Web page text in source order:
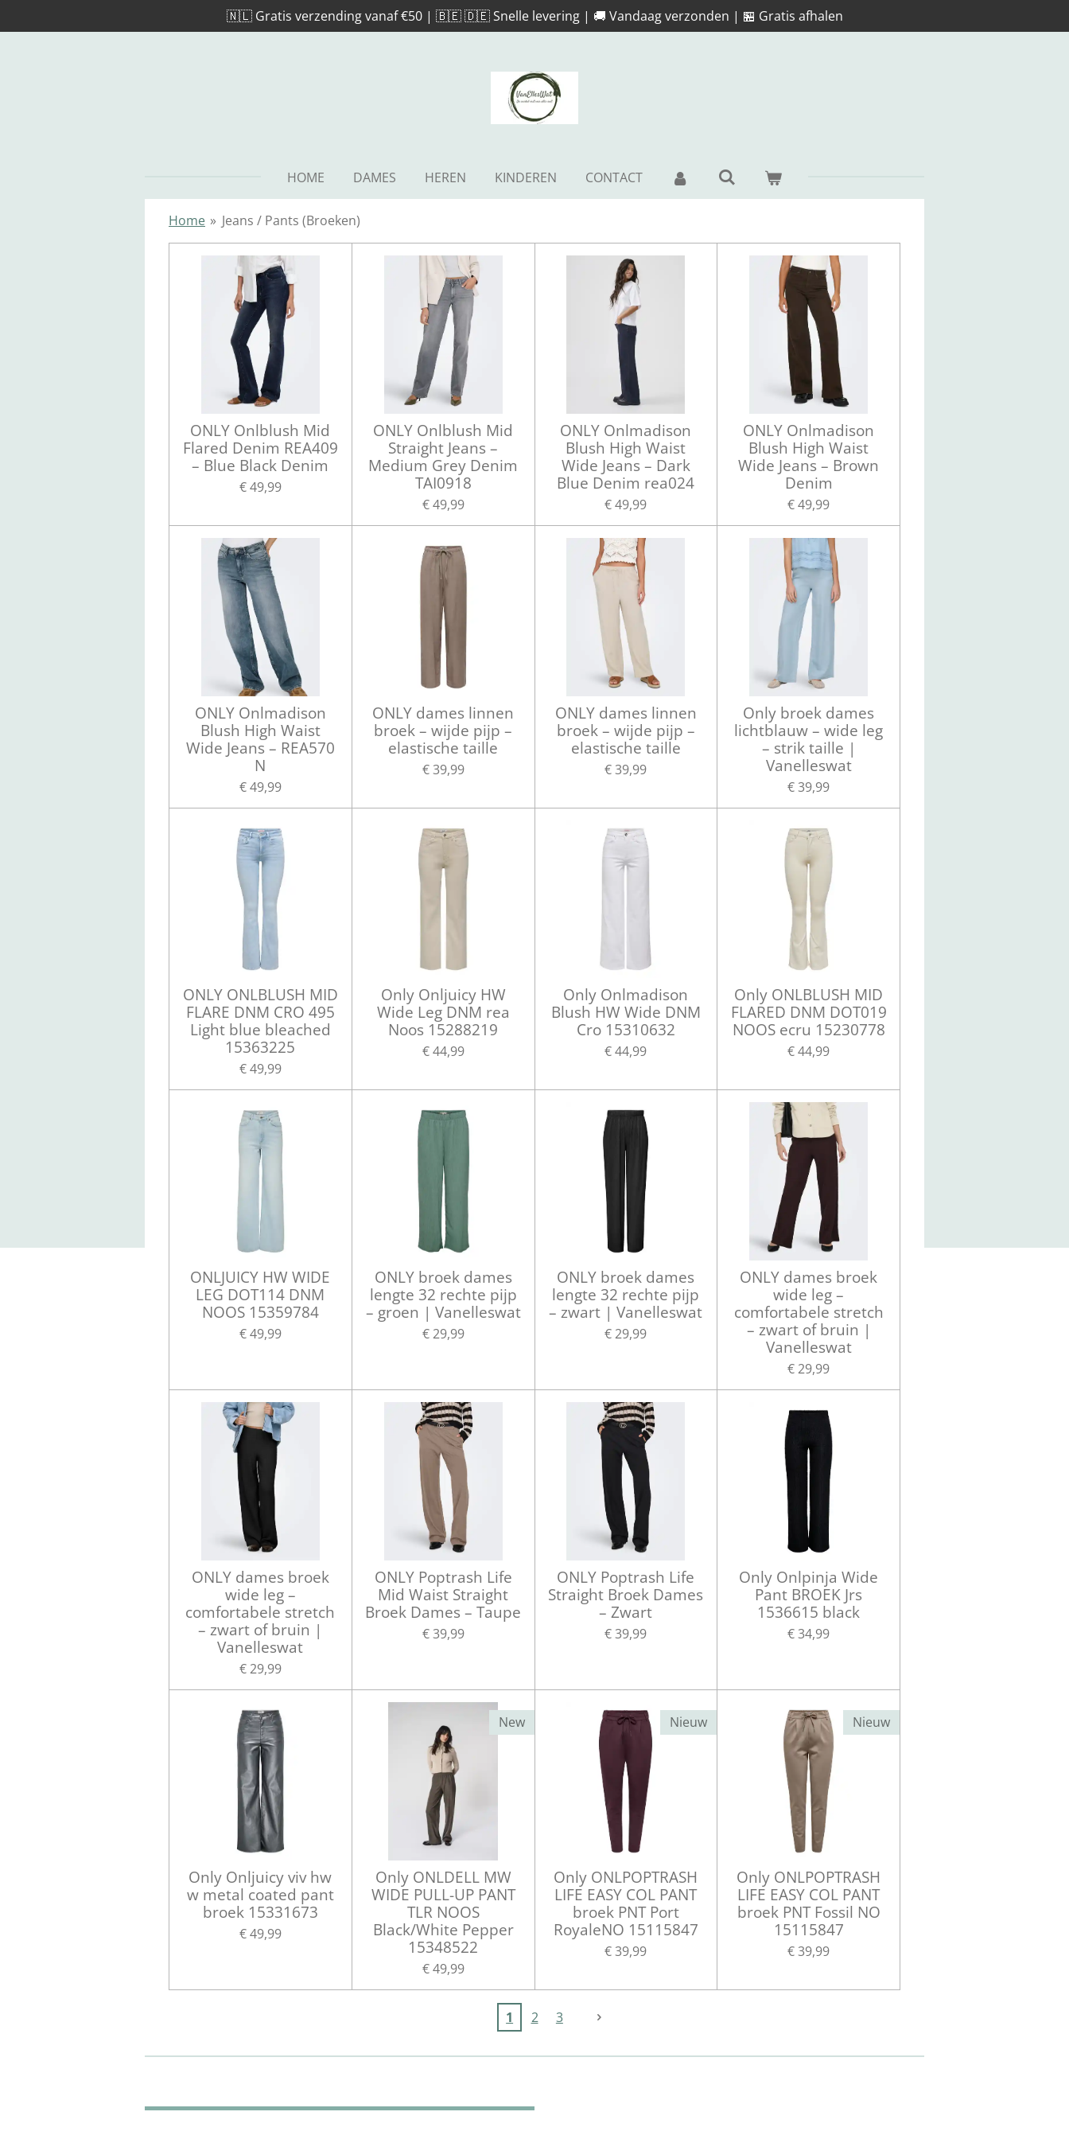
direct
🇳🇱 Gratis verzending vanaf €50 | 🇧🇪 🇩🇪 Snelle levering | 🚚 Vandaag verzonden | 🏪 Gratis afhalen
HOME DAMES HEREN KINDEREN CONTACT
Home » Jeans / Pants (Broeken)
ONLY Onlblush Mid
Flared Denim REA409
– Blue Black Denim
€ 49,99
ONLY Onlblush Mid
Straight Jeans –
Medium Grey Denim
TAI0918
€ 49,99
ONLY Onlmadison
Blush High Waist
Wide Jeans – Dark
Blue Denim rea024
€ 49,99
ONLY Onlmadison
Blush High Waist
Wide Jeans – Brown
Denim
€ 49,99
ONLY Onlmadison
Blush High Waist
Wide Jeans – REA570
N
€ 49,99
ONLY dames linnen
broek – wijde pijp –
elastische taille
€ 39,99
ONLY dames linnen
broek – wijde pijp –
elastische taille
€ 39,99
Only broek dames
lichtblauw – wide leg
– strik taille |
Vanelleswat
€ 39,99
ONLY ONLBLUSH MID
FLARE DNM CRO 495
Light blue bleached
15363225
€ 49,99
Only Onljuicy HW
Wide Leg DNM rea
Noos 15288219
€ 44,99
Only Onlmadison
Blush HW Wide DNM
Cro 15310632
€ 44,99
Only ONLBLUSH MID
FLARED DNM DOT019
NOOS ecru 15230778
€ 44,99
ONLJUICY HW WIDE
LEG DOT114 DNM
NOOS 15359784
€ 49,99
ONLY broek dames
lengte 32 rechte pijp
– groen | Vanelleswat
€ 29,99
ONLY broek dames
lengte 32 rechte pijp
– zwart | Vanelleswat
€ 29,99
ONLY dames broek
wide leg –
comfortabele stretch
– zwart of bruin |
Vanelleswat
€ 29,99
ONLY dames broek
wide leg –
comfortabele stretch
– zwart of bruin |
Vanelleswat
€ 29,99
ONLY Poptrash Life
Mid Waist Straight
Broek Dames – Taupe
€ 39,99
ONLY Poptrash Life
Straight Broek Dames
– Zwart
€ 39,99
Only Onlpinja Wide
Pant BROEK Jrs
1536615 black
€ 34,99
Only Onljuicy viv hw
w metal coated pant
broek 15331673
€ 49,99
New
Only ONLDELL MW
WIDE PULL-UP PANT
TLR NOOS
Black/White Pepper
15348522
€ 49,99
Nieuw
Only ONLPOPTRASH
LIFE EASY COL PANT
broek PNT Port
RoyaleNO 15115847
€ 39,99
Nieuw
Only ONLPOPTRASH
LIFE EASY COL PANT
broek PNT Fossil NO
15115847
€ 39,99
1 2 3